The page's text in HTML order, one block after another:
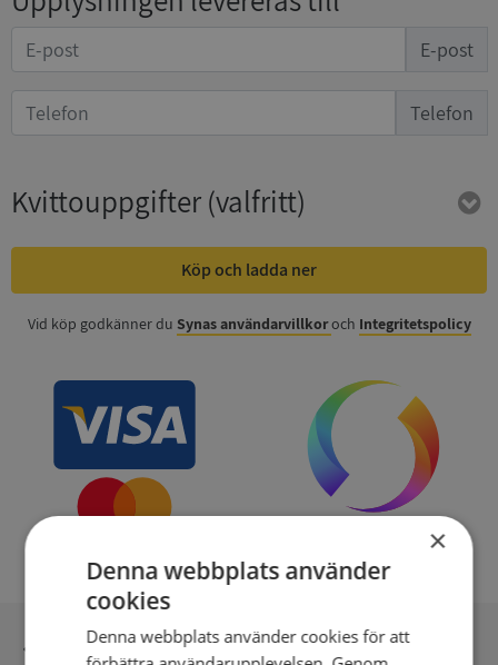
E-post
Telefon
Kvittouppgifter(valfritt)
Köp och ladda ner
Vid köp godkänner du Synas användarvillkoroch Integritetspolicy
Inga kopior till omfrågad
×
Denna webbplats använder
cookies
Denna webbplats använder cookies för att